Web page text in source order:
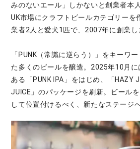
みのないエール」しかないと創業者本
UK市場にクラフトビールカテゴリーを
業者2人と愛犬1匹で、2007年に創業し
「PUNK（常識に逆らう）」をキーワー
た多くのビールを醸造。2025年10月
ある「PUNK IPA」をはじめ、「HAZY
JUICE」のパッケージを刷新。ビール
して位置付けるべく、新たなステージ